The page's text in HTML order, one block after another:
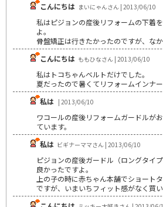
こんにちは まいにゃんさん | 2013/06/10
私はピジョンの産後リフォームの下着
よ。
骨盤矯正は行きたかったのですが、な
こんにちは ももひなさん | 2013/06/10
私はトコちゃんベルトだけでした。
夏だったので暑くてリフォームインナー
私は | 2013/06/10
ワコールの産後リフォームガードルが
ています。
私は ビギナーママさん | 2013/06/10
ピジョンの産後ガードル（ロングタイプ
良かったですよ。
上の子の時に赤ちゃん本舗でショート
ですが、いまいちフィット感がなく買い